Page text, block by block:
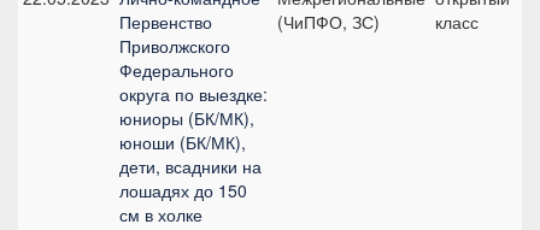
Первенство
Приволжского
Федерального
округа по выездке:
юниоры (БК/МК),
юноши (БК/МК),
дети, всадники на
лошадях до 150
см в холке
(ЧиПФО, ЗС)
класс